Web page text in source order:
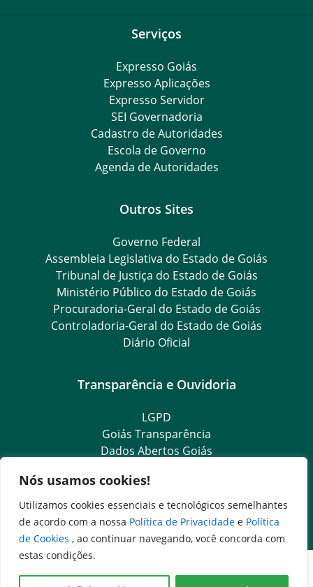
Nós usamos cookies!
Utilizamos cookies essenciais e tecnológicos semelhantes
de acordo com a nossa Política de Privacidade e Política
de Cookies , ao continuar navegando, você concorda com
estas condições.
Serviços
Expresso Goiás
Expresso Aplicações
Expresso Servidor
SEI Governadoria
Cadastro de Autoridades
Escola de Governo
Agenda de Autoridades
Outros Sites
Governo Federal
Assembleia Legislativa do Estado de Goiás
Tribunal de Justiça do Estado de Goiás
Ministério Público do Estado de Goiás
Procuradoria-Geral do Estado de Goiás
Controladoria-Geral do Estado de Goiás
Diário Oficial
Transparência e Ouvidoria
LGPD
Goiás Transparência
Dados Abertos Goiás
e-SIC – Serviço Eletrônico de Informação ao Cidadão
Ouvidoria Setorial (Expresso)
Ouvidoria Setorial (Presencial)